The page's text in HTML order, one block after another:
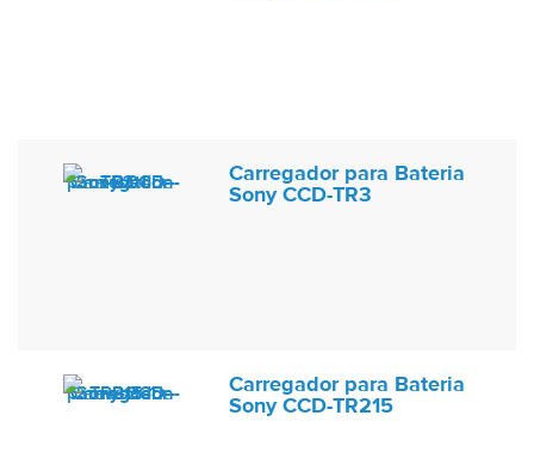
Carregador para Bateria
Sony CCD-TR3
Carregador para Bateria
Sony CCD-TR215